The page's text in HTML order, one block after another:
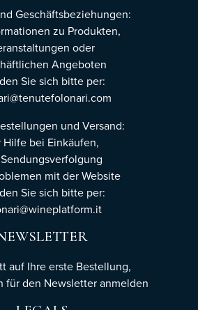
Geschäftsbeziehungen:
zu Produkten,
oder
Angeboten
Sie sich bitte per:
und Versand:
Hilfe bei Einkäufen,
mit der Website
Sie sich bitte per:
auf Ihre erste Bestellung,
für den Newsletteranmelden